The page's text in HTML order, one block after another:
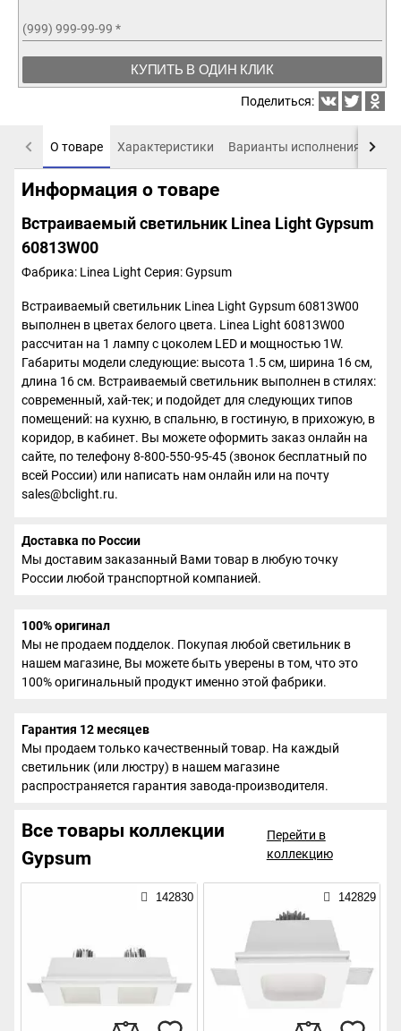
(999) 999-99-99 *
КУПИТЬ В ОДИН КЛИК
Поделиться:
О товаре Характеристики Варианты исполнения
Информация о товаре
Встраиваемый светильник Linea Light Gypsum
60813W00
Фабрика: Linea Light Серия: Gypsum
Встраиваемый светильник Linea Light Gypsum 60813W00
выполнен в цветах белого цвета. Linea Light 60813W00
рассчитан на 1 лампу с цоколем LED и мощностью 1W.
Габариты модели следующие: высота 1.5 см, ширина 16 см,
длина 16 см. Встраиваемый светильник выполнен в стилях:
современный, хай-тек; и подойдет для следующих типов
помещений: на кухню, в спальню, в гостиную, в прихожую, в
коридор, в кабинет. Вы можете оформить заказ онлайн на
сайте, по телефону 8-800-550-95-45 (звонок бесплатный по
всей России) или написать нам онлайн или на почту
sales@bclight.ru.
Доставка по России
Мы доставим заказанный Вами товар в любую точку
России любой транспортной компанией.
100% оригинал
Мы не продаем подделок. Покупая любой светильник в
нашем магазине, Вы можете быть уверены в том, что это
100% оригинальный продукт именно этой фабрики.
Гарантия 12 месяцев
Мы продаем только качественный товар. На каждый
светильник (или люстру) в нашем магазине
распространяется гарантия завода-производителя.
Все товары коллекции
Gypsum
Перейти в
коллекцию
142830 142829